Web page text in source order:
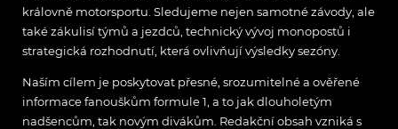
královně motorsportu. Sledujeme nejen samotné závody, ale
také zákulisí týmů a jezdců, technický vývoj monopostů i
strategická rozhodnutí, která ovlivňují výsledky sezóny.
Naším cílem je poskytovat přesné, srozumitelné a ověřené
informace fanouškům formule 1, a to jak dlouholetým
nadšencům, tak novým divákům. Redakční obsah vzniká s